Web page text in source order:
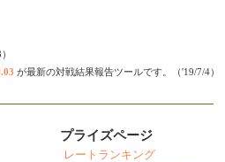
が最新の対戦結果報告ツールです。（'19/7/4）
プライズページ
レートランキング